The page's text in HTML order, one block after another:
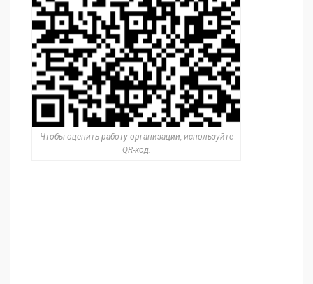
Чтобы оценить работу организации, используйте
QR-код.